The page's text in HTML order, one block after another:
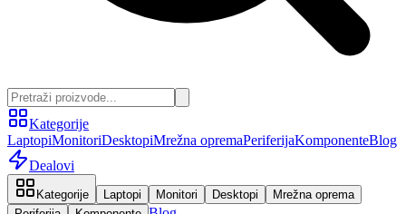
Kategorije
LaptopiMonitoriDesktopiMrežna opremaPeriferijaKomponenteBlog
Dealovi
Kategorije Laptopi Monitori Desktopi
Mrežna oprema